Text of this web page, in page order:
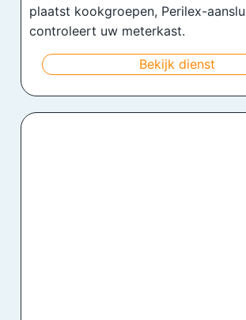
plaatst kookgroepen, Perilex-
controleert uw meterkast.
Bekijk dienst